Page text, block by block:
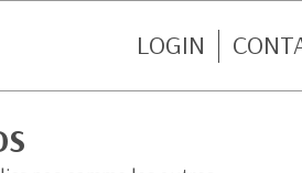
LOGIN